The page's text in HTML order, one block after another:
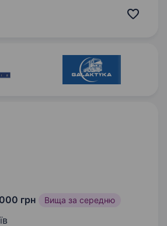
грн Вища за середню